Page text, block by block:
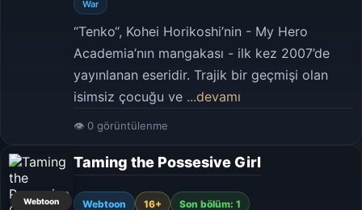
War
“Tenko“, Kohei Horikoshi’nin - My Hero
Academia’nın mangakası - ilk kez 2007’de
yayınlanan eseridir. Trajik bir geçmişi olan
isimsiz çocuğu ve ...devamı
👁 0 görüntülenme
Webtoon
Taming the Possesive Girl
Webtoon 16+ Son bölüm: 1